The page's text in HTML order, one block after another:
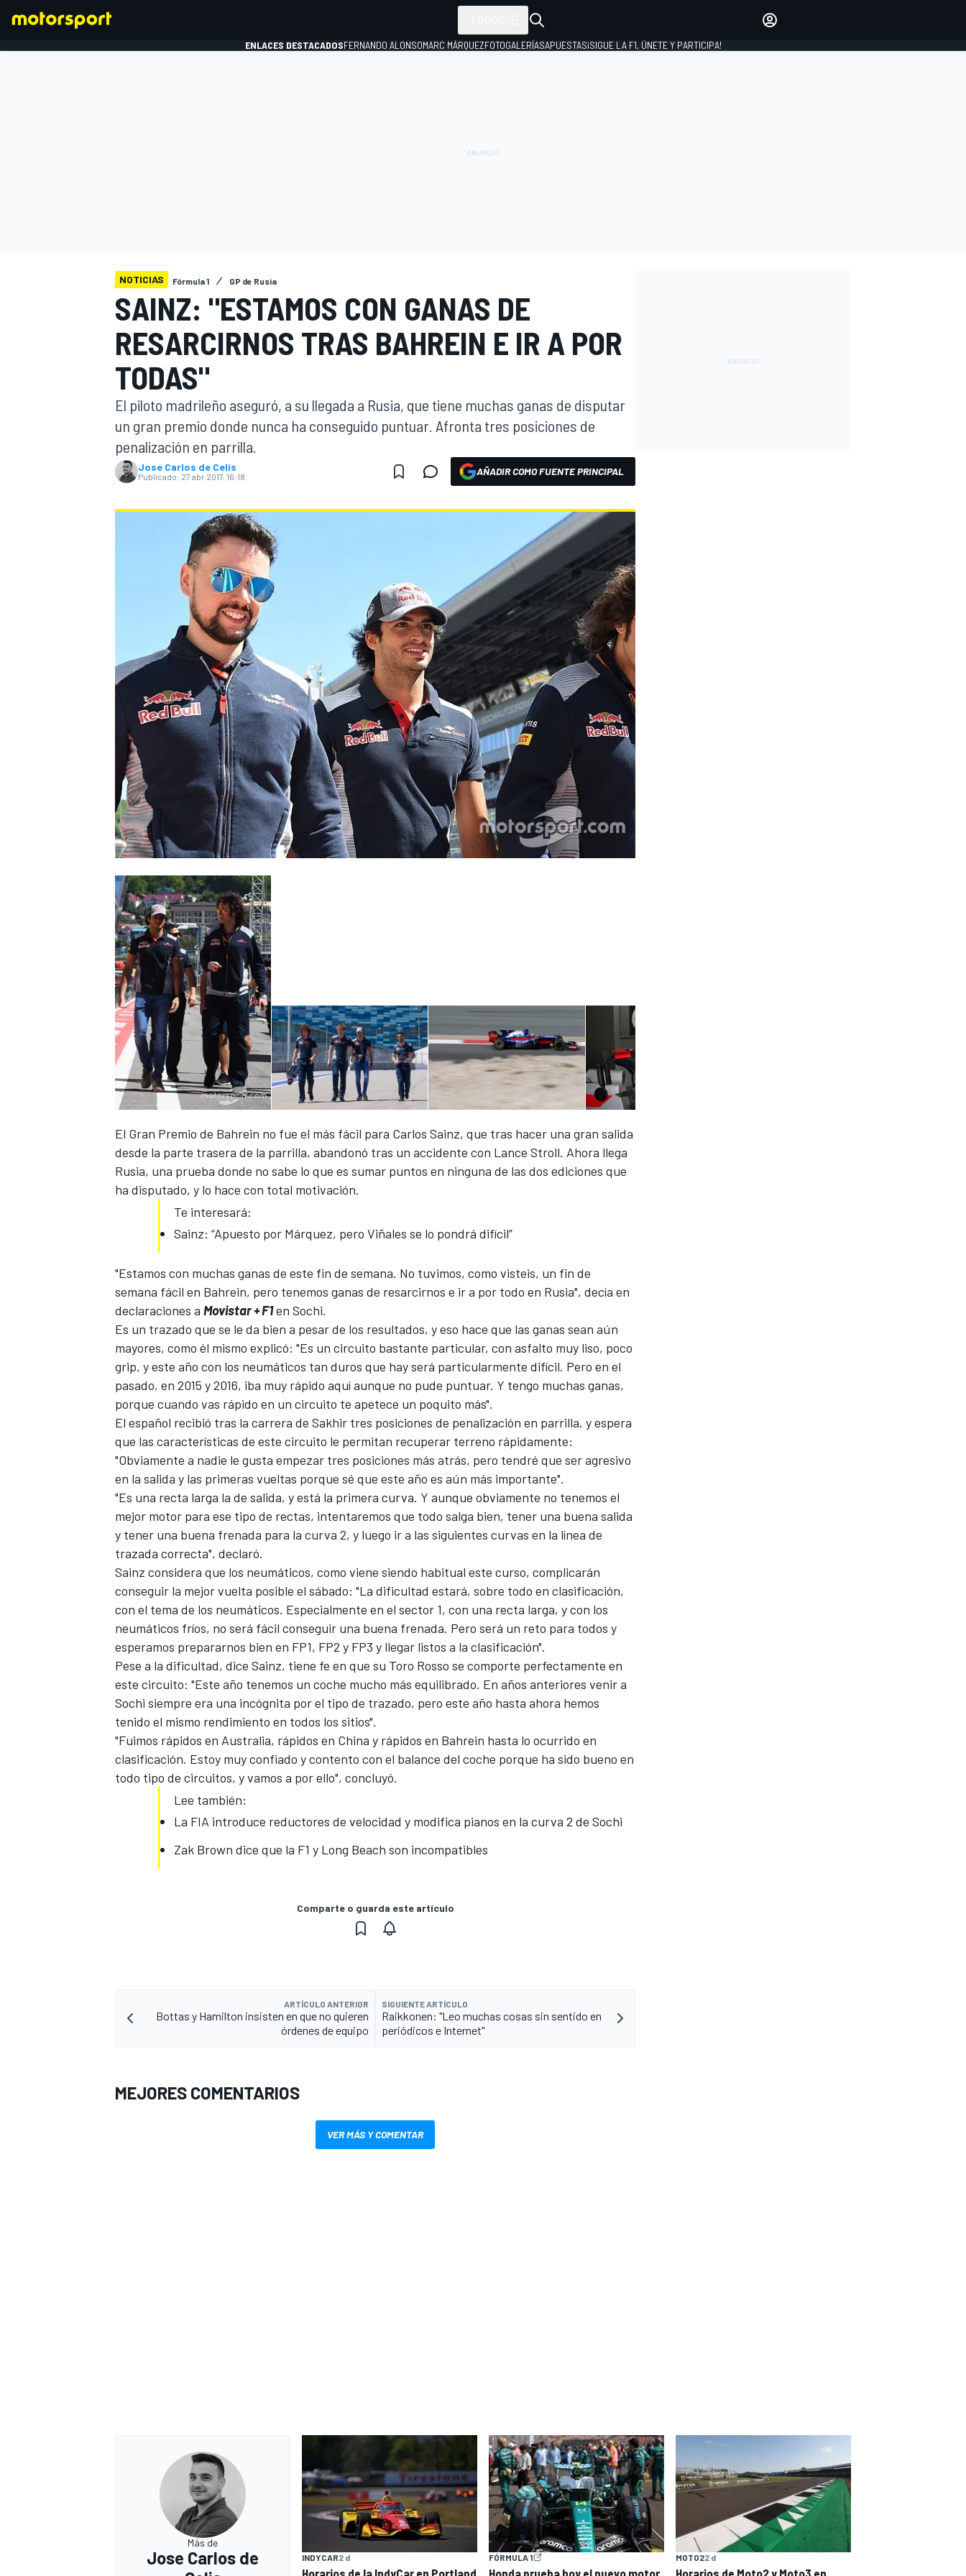
FÓRMULA E
MÁS CATEGORÍAS
ENLACES DESTACADOSFERNANDO ALONSOMARC MÁRQUEZFOTOGALERÍASAPUESTAS¡SIGUE LA F1, ÚNETE Y PARTICIPA!
NOTICIAS Fórmula 1 GP de Rusia
SAINZ: "ESTAMOS CON GANAS DE
RESARCIRNOS TRAS BAHREIN E IR A POR
TODAS"
El piloto madrileño aseguró, a su llegada a Rusia, que tiene muchas ganas de disputar
un gran premio donde nunca ha conseguido puntuar. Afronta tres posiciones de
penalización en parrilla.
Jose Carlos de Celis
Publicado: 27 abr 2017, 16:18 AÑADIR COMO FUENTE PRINCIPAL
El Gran Premio de Bahrein no fue el más fácil para Carlos Sainz, que tras hacer una gran salida
desde la parte trasera de la parrilla, abandonó tras un accidente con Lance Stroll. Ahora llega
Rusia, una prueba donde no sabe lo que es sumar puntos en ninguna de las dos ediciones que
ha disputado, y lo hace con total motivación.
Te interesará:
Sainz: “Apuesto por Márquez, pero Viñales se lo pondrá difícil”
"Estamos con muchas ganas de este fin de semana. No tuvimos, como visteis, un fin de
semana fácil en Bahrein, pero tenemos ganas de resarcirnos e ir a por todo en Rusia", decía en
declaraciones a Movistar + F1en Sochi.
Es un trazado que se le da bien a pesar de los resultados, y eso hace que las ganas sean aún
mayores, como él mismo explicó: "Es un circuito bastante particular, con asfalto muy liso, poco
grip, y este año con los neumáticos tan duros que hay será particularmente difícil. Pero en el
pasado, en 2015 y 2016, iba muy rápido aquí aunque no pude puntuar. Y tengo muchas ganas,
porque cuando vas rápido en un circuito te apetece un poquito más".
El español recibió tras la carrera de Sakhir tres posiciones de penalización en parrilla, y espera
que las características de este circuito le permitan recuperar terreno rápidamente:
"Obviamente a nadie le gusta empezar tres posiciones más atrás, pero tendré que ser agresivo
en la salida y las primeras vueltas porque sé que este año es aún más importante".
"Es una recta larga la de salida, y está la primera curva. Y aunque obviamente no tenemos el
mejor motor para ese tipo de rectas, intentaremos que todo salga bien, tener una buena salida
y tener una buena frenada para la curva 2, y luego ir a las siguientes curvas en la línea de
trazada correcta", declaró.
Sainz considera que los neumáticos, como viene siendo habitual este curso, complicarán
conseguir la mejor vuelta posible el sábado: "La dificultad estará, sobre todo en clasificación,
con el tema de los neumáticos. Especialmente en el sector 1, con una recta larga, y con los
neumáticos fríos, no será fácil conseguir una buena frenada. Pero será un reto para todos y
esperamos prepararnos bien en FP1, FP2 y FP3 y llegar listos a la clasificación".
Pese a la dificultad, dice Sainz, tiene fe en que su Toro Rosso se comporte perfectamente en
este circuito: "Este año tenemos un coche mucho más equilibrado. En años anteriores venir a
Sochi siempre era una incógnita por el tipo de trazado, pero este año hasta ahora hemos
tenido el mismo rendimiento en todos los sitios".
"Fuimos rápidos en Australia, rápidos en China y rápidos en Bahrein hasta lo ocurrido en
clasificación. Estoy muy confiado y contento con el balance del coche porque ha sido bueno en
todo tipo de circuitos, y vamos a por ello", concluyó.
Lee también:
La FIA introduce reductores de velocidad y modifica pianos en la curva 2 de Sochi
Zak Brown dice que la F1 y Long Beach son incompatibles
Comparte o guarda este artículo
ARTÍCULO ANTERIOR
Bottas y Hamilton insisten en que no quieren
órdenes de equipo
SIGUIENTE ARTÍCULO
Raikkonen: "Leo muchas cosas sin sentido en
periódicos e Internet"
MEJORES COMENTARIOS
VER MÁS Y COMENTAR
Más de
Jose Carlos de
INDYCAR2 d
Horarios de la IndyCar en Portland
FÓRMULA 1
Honda prueba hoy el nuevo motor
MOTO22 d
Horarios de Moto2 y Moto3 en